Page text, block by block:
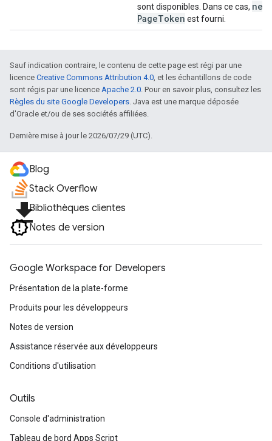
sont disponibles. Dans ce cas, next
PageToken est fourni.
Sauf indication contraire, le contenu de cette page est régi par une
licence Creative Commons Attribution 4.0, et les échantillons de code
sont régis par une licence Apache 2.0. Pour en savoir plus, consultez les
Règles du site Google Developers. Java est une marque déposée
d'Oracle et/ou de ses sociétés affiliées.
Dernière mise à jour le 2026/07/29 (UTC).
Blog
Stack Overflow
file_downloadBibliothèques clientes
Notes de version
Google Workspace for Developers
Présentation de la plate-forme
Produits pour les développeurs
Notes de version
Assistance réservée aux développeurs
Conditions d'utilisation
Outils
Console d'administration
Tableau de bord Apps Script